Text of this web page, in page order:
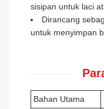
sisipan untuk laci
Dirancang
untuk menyimpan
Bahan Utama